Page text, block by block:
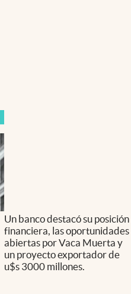
Un banco destacó su posición
financiera, las oportunidades
abiertas por Vaca Muerta y
un proyecto exportador de
u$s 3000 millones.